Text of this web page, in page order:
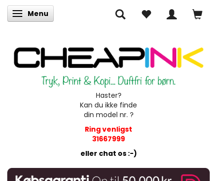
Skifte navigation
Menu
Haster?
Kan du ikke finde
din model nr. ?
Ring venligst
31667999
eller chat os :-)